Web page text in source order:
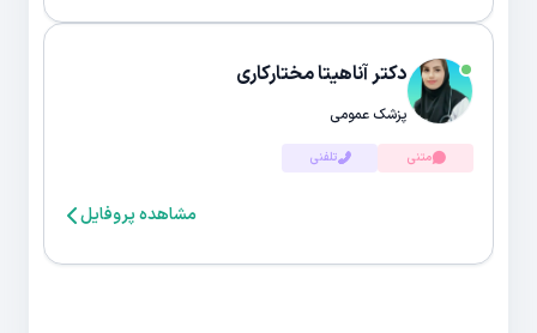
دکتر آناهیتا مختارکاری
پزشک عمومی
متنی تلفنی
مشاهده پروفایل